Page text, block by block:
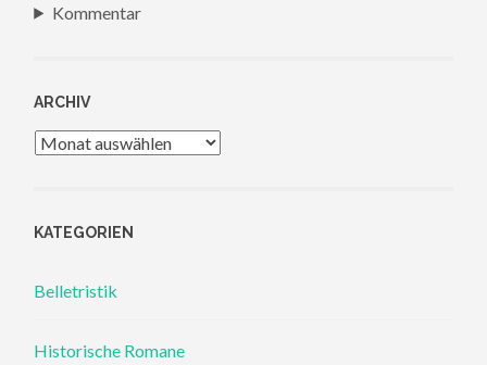
Kommentar
ARCHIV
Archiv
KATEGORIEN
Belletristik
Historische Romane